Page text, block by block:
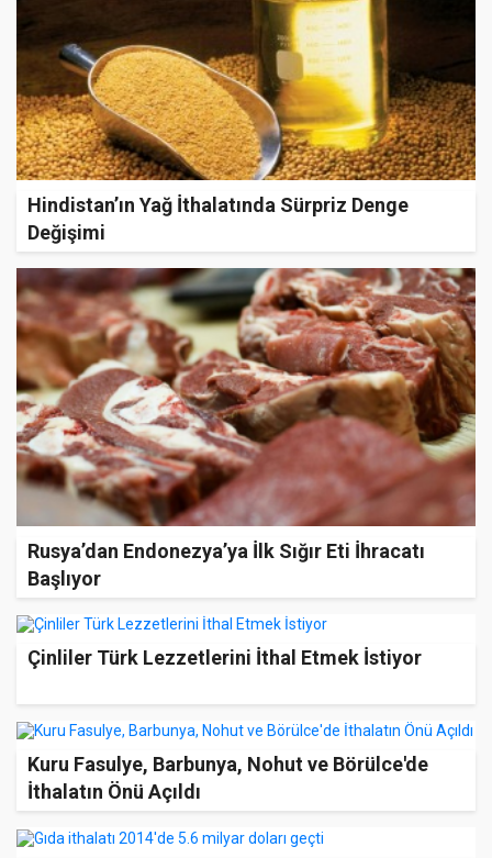
Hindistan’ın Yağ İthalatında Sürpriz Denge
Değişimi
Rusya’dan Endonezya’ya İlk Sığır Eti İhracatı
Başlıyor
Çinliler Türk Lezzetlerini İthal Etmek İstiyor
Kuru Fasulye, Barbunya, Nohut ve Börülce'de
İthalatın Önü Açıldı